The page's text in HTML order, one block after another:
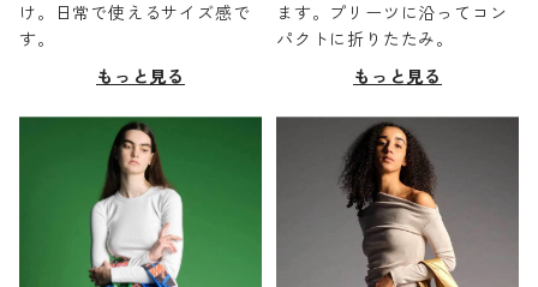
け。日常で使えるサイズ感で
す。
もっと見る
ます。プリーツに沿ってコン
パクトに折りたたみ。
もっと見る